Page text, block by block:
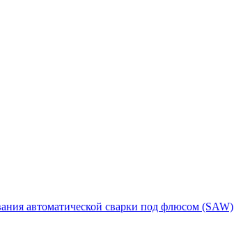
автоматической сварки под флюсом (SAW)